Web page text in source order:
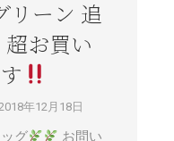
リーン 追
お買い
年12月18日
グ
お問い